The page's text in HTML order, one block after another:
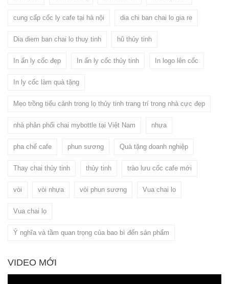
cung cấp cốc ly cafe tại hà nội dia chi ban chai lo gia re
Dia diem ban chai lo thuy tinh hũ thủy tinh
In ấn ly cốc đẹp In ấn ly cốc thủy tinh In logo lên cốc
In ly cốc làm quà tặng
Mẹo trồng tiểu cảnh trong lọ thủy tinh trang trí trong nhà cực đẹp
nhà phân phối chai mybottle tại Việt Nam nhựa
pha chế cafe phun sương Quà tặng doanh nghiệp
Thay chai thủy tinh thủy tinh trào lưu cốc cafe mới
vòi vòi nhựa vòi phun sương Vua chai lo
Vua chai lọ
Ý nghĩa và tầm quan trọng của bao bì đến sản phẩm
VIDEO MỚI